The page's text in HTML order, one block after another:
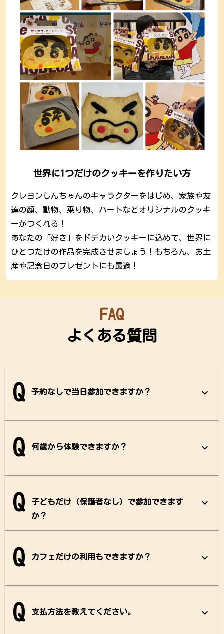
世界に1つだけのクッキーを作りたい方
クレヨンしんちゃんのキャラクターをはじめ、家族や友
達の顔、動物、乗り物、ハートなどオリジナルのクッキ
ーがつくれる！
あなたの「好き」をドデカいクッキーに込めて、世界に
ひとつだけの作品を完成させましょう！もちろん、お土
産や記念日のプレゼントにも最適！
FAQ
よくある質問
Q 予約なしで当日参加できますか？
Q 何歳から体験できますか？
Q
子どもだけ（保護者なし）で参加できます
か？
Q カフェだけの利用もできますか？
Q 支払方法を教えてください。